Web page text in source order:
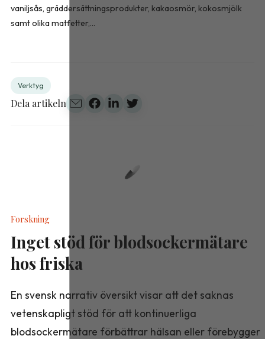
vaniljsås, gräddersättningsprodukter, kakaosmör, kokosmjölk
samt olika matfetter,...
Verktyg
Dela artikeln
Forskning
Inget stöd för blodsockermätare
hos friska
En svensk narrativ översikt visar att det saknas
vetenskapligt stöd för att kontinuerliga
blodsockermätare förbättrar hälsan eller förebygger